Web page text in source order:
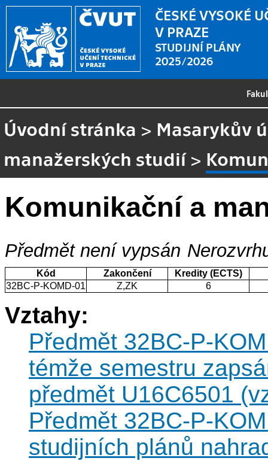
ČESKÉ VYSOKÉ
V PRAZE
STUDIJNÍ PLÁNY
2025/2026
Úvodní stránka > Masarykův
manažerských studií>
Komunikační a
Předmět není vypsán
Kód Zakončení
Kredity (ECTS)
32BC-P-KOMD-01
Z,ZK 6
Vztahy:
Předmět 32BC-P-
témže semestru
předmět U16C6501
Předmět 32BC-P-
studijních plánů